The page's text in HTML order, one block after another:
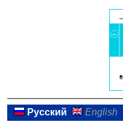
Русский English